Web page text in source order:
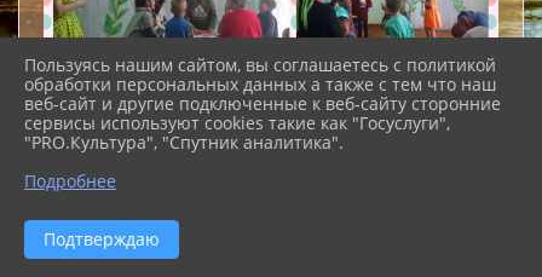
Пользуясь нашим сайтом, вы соглашаетесь с политикой
обработки персональных данных а также с тем что наш
веб-сайт и другие подключенные к веб-сайту сторонние
сервисы используют cookies такие как "Госуслуги",
"PRO.Культура", "Спутник аналитика".
Подробнее
Подтверждаю